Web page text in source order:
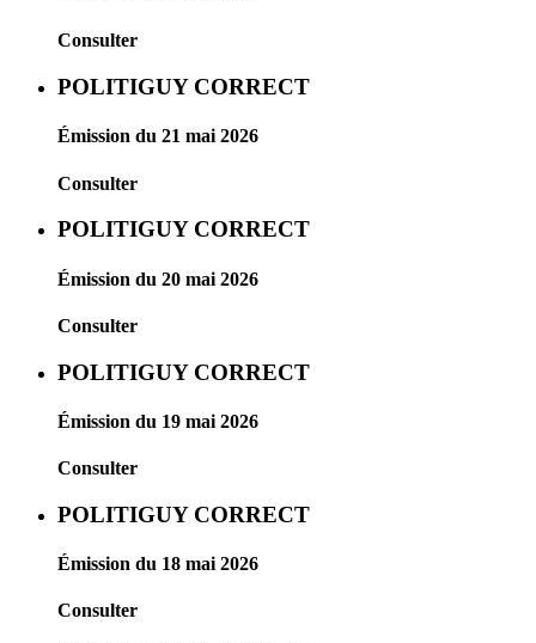
Consulter
POLITIGUY CORRECT
Émission du 21 mai 2026
Consulter
POLITIGUY CORRECT
Émission du 20 mai 2026
Consulter
POLITIGUY CORRECT
Émission du 19 mai 2026
Consulter
POLITIGUY CORRECT
Émission du 18 mai 2026
Consulter